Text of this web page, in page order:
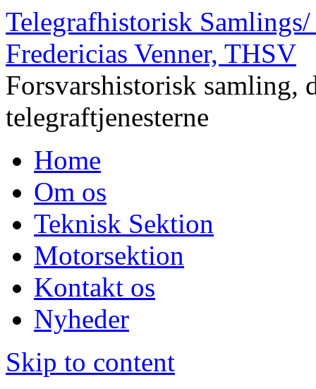
Telegrafhistorisk
Fredericias Venner, THSV
Forsvarshistorisk samling,
telegraftjenesterne
Home
Om os
Teknisk Sektion
Motorsektion
Kontakt os
Nyheder
Skip to content